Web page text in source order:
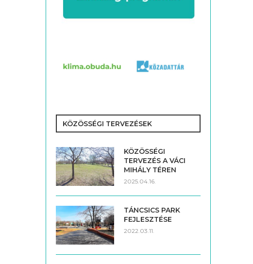
KÖZÖSSÉGI TERVEZÉSEK
KÖZÖSSÉGI
TERVEZÉS A VÁCI
MIHÁLY TÉREN
2025.04.16.
TÁNCSICS PARK
FEJLESZTÉSE
2022.03.11.